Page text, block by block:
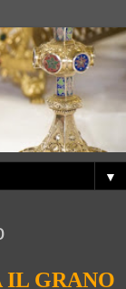
▼
IL GRANO